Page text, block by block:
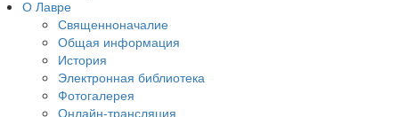
О Лавре
Священноначалие
Общая информация
История
Электронная библиотека
Фотогалерея
Онлайн-трансляция